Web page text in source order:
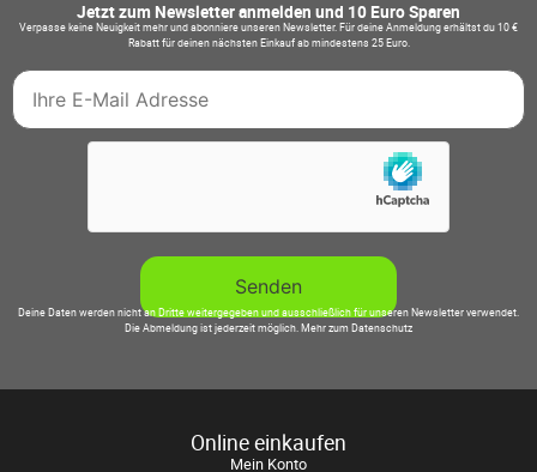
Jetzt zum Newsletter anmelden und 10 Euro Sparen
Verpasse keine Neuigkeit mehr und abonniere unseren Newsletter. Für deine Anmeldung erhältst du 10 €
Rabatt für deinen nächsten Einkauf ab mindestens 25 Euro.
Deine Daten werden nicht an Dritte weitergegeben und ausschließlich für unseren Newsletter verwendet.
Die Abmeldung ist jederzeit möglich.Mehr zum Datenschutz
Online einkaufen
Mein Konto